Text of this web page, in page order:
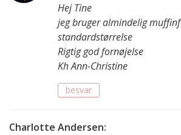
Hej Tine
jeg bruger almindelig
standardstørrelse
Rigtig god fornøjelse
Kh Ann-Christine
besvar
Charlotte Andersen: